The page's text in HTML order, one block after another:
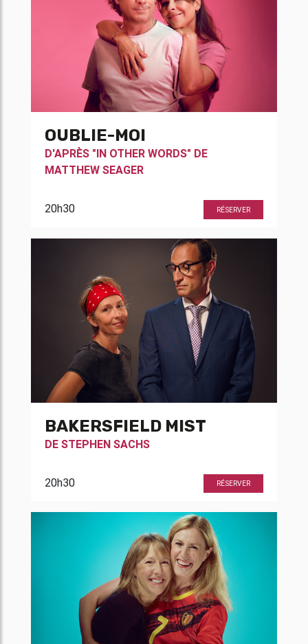
OUBLIE-MOI
D'APRÈS "IN OTHER WORDS" DE
MATTHEW SEAGER
20h30 RÉSERVER
BAKERSFIELD MIST
DE STEPHEN SACHS
20h30 RÉSERVER